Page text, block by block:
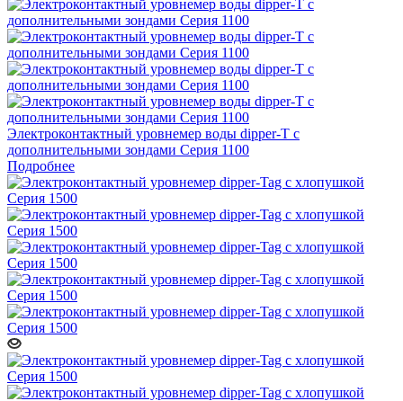
Электроконтактный уровнемер воды dipper-T с
дополнительными зондами Серия 1100
Подробнее